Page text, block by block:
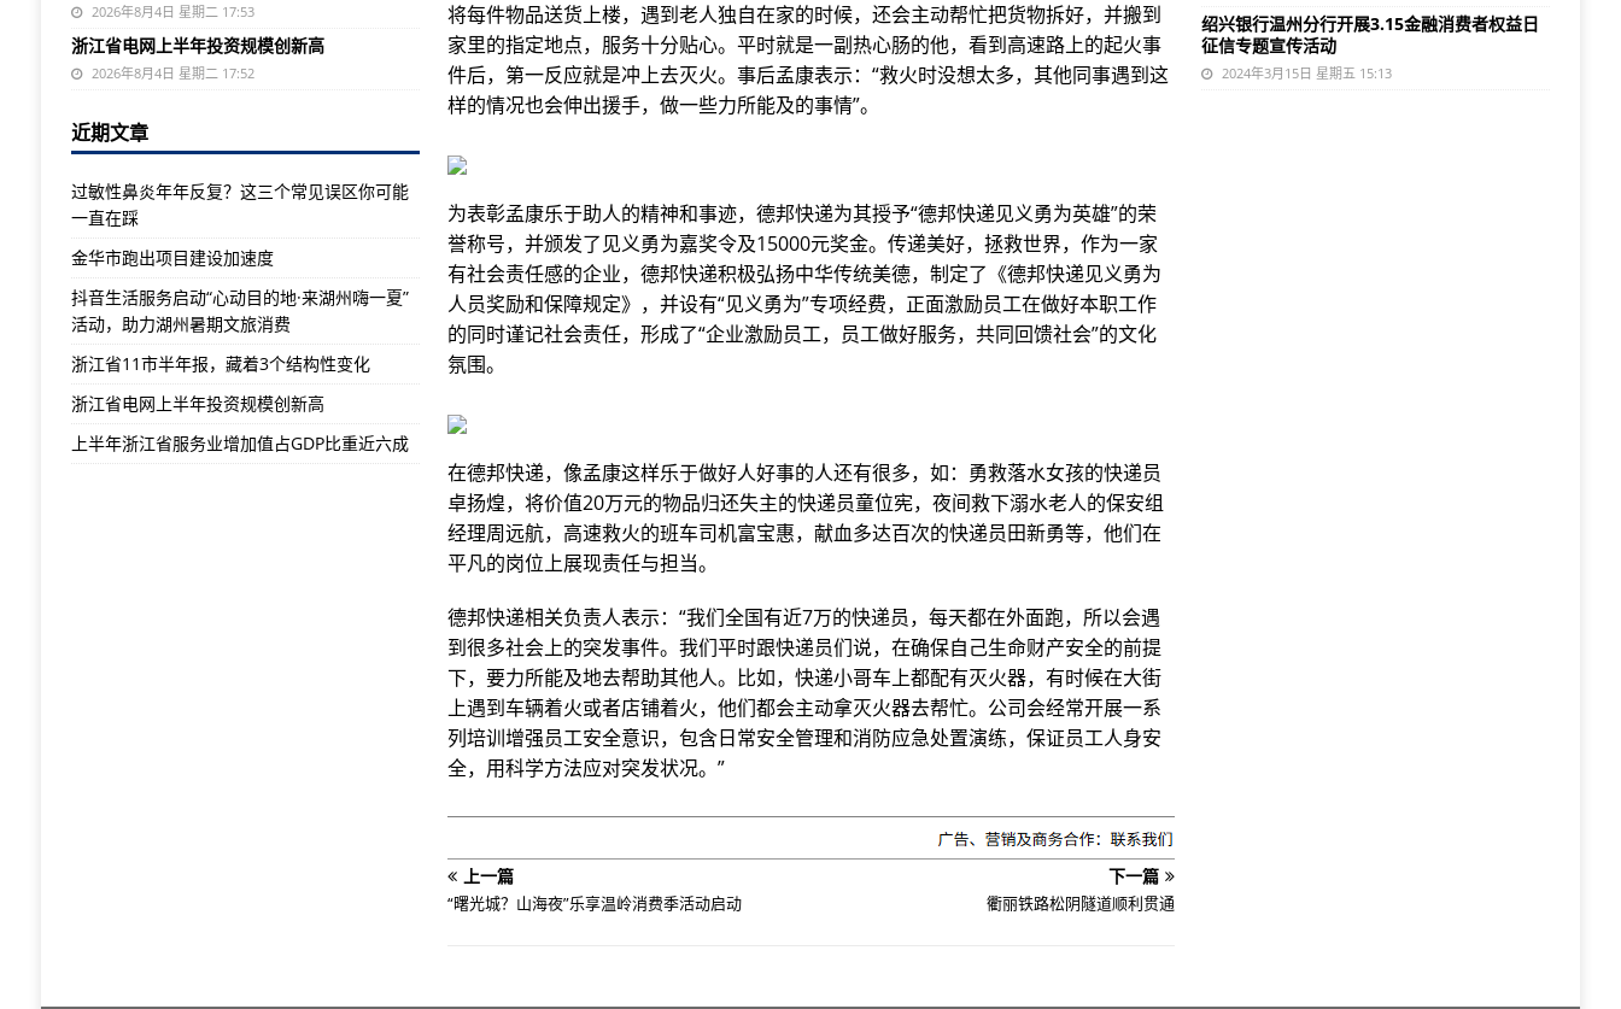
将每件物品送货上楼，遇到老人独自在家的时候，还会主动帮忙把货物拆好，并搬到
家里的指定地点，服务十分贴心。平时就是一副热心肠的他，看到高速路上的起火事
件后，第一反应就是冲上去灭火。事后孟康表示：“救火时没想太多，其他同事遇到这
样的情况也会伸出援手，做一些力所能及的事情”。
为表彰孟康乐于助人的精神和事迹，德邦快递为其授予“德邦快递见义勇为英雄”的荣
誉称号，并颁发了见义勇为嘉奖令及15000元奖金。传递美好，拯救世界，作为一家
有社会责任感的企业，德邦快递积极弘扬中华传统美德，制定了《德邦快递见义勇为
人员奖励和保障规定》，并设有“见义勇为”专项经费，正面激励员工在做好本职工作
的同时谨记社会责任，形成了“企业激励员工，员工做好服务，共同回馈社会”的文化
氛围。
在德邦快递，像孟康这样乐于做好人好事的人还有很多，如：勇救落水女孩的快递员
卓扬煌，将价值20万元的物品归还失主的快递员童位宪，夜间救下溺水老人的保安组
经理周远航，高速救火的班车司机富宝惠，献血多达百次的快递员田新勇等，他们在
平凡的岗位上展现责任与担当。
德邦快递相关负责人表示：“我们全国有近7万的快递员，每天都在外面跑，所以会遇
到很多社会上的突发事件。我们平时跟快递员们说，在确保自己生命财产安全的前提
下，要力所能及地去帮助其他人。比如，快递小哥车上都配有灭火器，有时候在大街
上遇到车辆着火或者店铺着火，他们都会主动拿灭火器去帮忙。公司会经常开展一系
列培训增强员工安全意识，包含日常安全管理和消防应急处置演练，保证员工人身安
全，用科学方法应对突发状况。”
上一篇
“曙光城？山海夜”乐享温岭消费季活动启动
下一篇
衢丽铁路松阴隧道顺利贯通
2026年8月4日 星期二 17:53
浙江省电网上半年投资规模创新高
2026年8月4日 星期二 17:52
近期文章
过敏性鼻炎年年反复？这三个常见误区你可能
一直在踩
金华市跑出项目建设加速度
抖音生活服务启动“心动目的地·来湖州嗨一夏”
活动，助力湖州暑期文旅消费
浙江省11市半年报，藏着3个结构性变化
浙江省电网上半年投资规模创新高
上半年浙江省服务业增加值占GDP比重近六成
绍兴银行温州分行开展3.15金融消费者权益日
征信专题宣传活动
2024年3月15日 星期五 15:13